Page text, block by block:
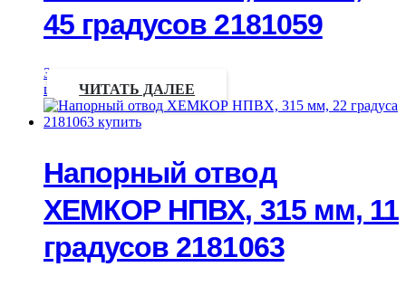
45 градусов 2181059
Запрос
цены
ЧИТАТЬ ДАЛЕЕ
Напорный отвод
ХЕМКОР НПВХ, 315 мм, 11
градусов 2181063